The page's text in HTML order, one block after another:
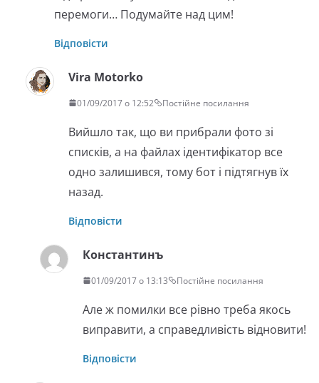
перемоги… Подумайте над цим!
Відповісти
Vira Motorko
01/09/2017 о 12:52 Постійне посилання
Вийшло так, що ви прибрали фото зі
списків, а на файлах ідентифікатор все
одно залишився, тому бот і підтягнув їх
назад.
Відповісти
Константинъ
01/09/2017 о 13:13 Постійне посилання
Але ж помилки все рівно треба якось
виправити, а справедливість відновити!
Відповісти